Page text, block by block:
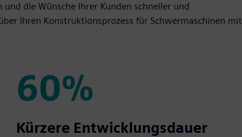
die Wünsche Ihrer Kunden schneller und
Ihren Konstruktionsprozess für Schwermaschinen mit
60%
60%
Kürzere Entwicklungsdauer